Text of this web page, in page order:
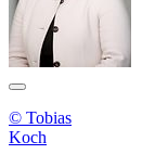
© Tobias
Koch